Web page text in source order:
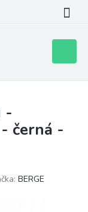
košík
-
černá -
BERGE